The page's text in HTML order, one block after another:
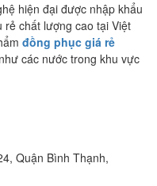
hiện đại được nhập khẩu
chất lượng cao tại Việt
đồng phục giá rẻ
các nước trong khu vực
Quận Bình Thạnh,